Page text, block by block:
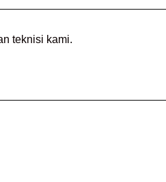
teknisi kami.